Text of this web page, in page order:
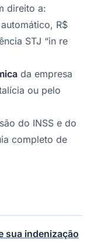
direito a:
R$
STJ “in re
da empresa
ou pelo
do INSS e do
completo de
sua indenização